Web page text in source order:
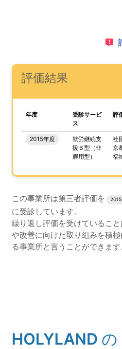
ナビゲーションリンクの読み上
次は事業所評価を公表するため
(タイトル)
評価結果
、この事業所の評価結果を
年度
受診サービ
ス
評
2015年度
就労継続支
援Ｂ型（非
雇用型）
社
京
福
評価結果のPDFでのダウンロ
この事業所は第三者評価を
に受診しています。
繰り返し評価を受けているこ
や改善に向けた取り組みを積
る事業所と言うことができます
(タイトル)
HOLYLAND の